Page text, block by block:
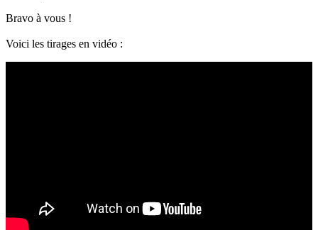
Bravo à vous !
Voici les tirages en vidéo :